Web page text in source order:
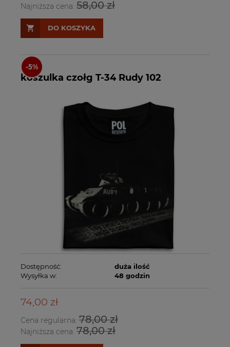
Najniższa cena: 58,00 zł
DO KOSZYKA
koszulka czołg T-34 Rudy 102
Dostępność:
duża ilość
Wysyłka w:
48 godzin
74,00 zł
Cena regularna: 78,00 zł
Najniższa cena: 78,00 zł